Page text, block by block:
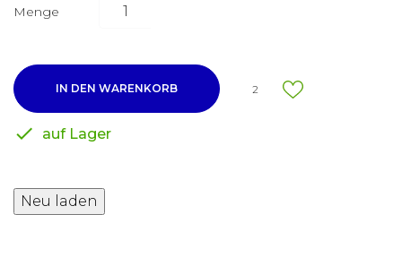
Menge
IN DEN WARENKORB 2
 auf Lager